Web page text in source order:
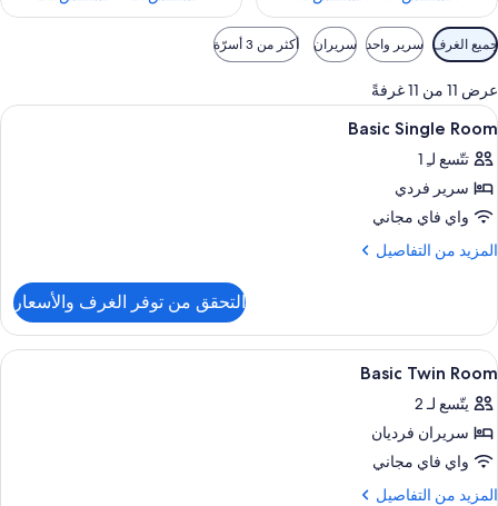
عوامل
التصفية
المتاحة
للغرف
جميع الغرف سرير واحد سريران أكثر من 3 أسرّة
عرض 11 من 11 غرفةً
استعراض
جميع
صور
Basic
Single
Room
7
Basic Single Room
تتّسع لـِ 1
سرير فردي
واي فاي مجاني
المزيد من التفاصيل
المزيد
Basic
Single
Room
التحقق من توفر الغرف والأسعار
استعراض
جميع
صور
Basic
Twin
Room
5
Basic Twin Room
يتّسع لـ 2
سريران فرديان
واي فاي مجاني
المزيد من التفاصيل
المزيد